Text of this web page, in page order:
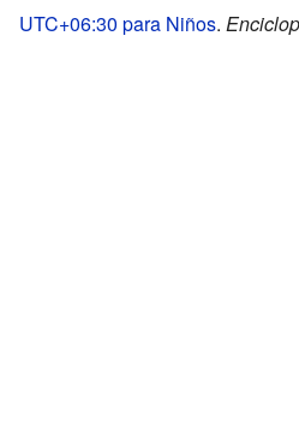
UTC+06:30 para Niños.